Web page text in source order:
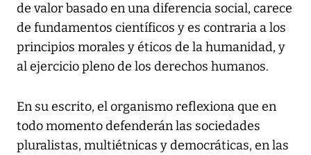
de valor basado en una diferencia social, carece
de fundamentos científicos y es contraria a los
principios morales y éticos de la humanidad, y
al ejercicio pleno de los derechos humanos.
En su escrito, el organismo reflexiona que en
todo momento defenderán las sociedades
pluralistas, multiétnicas y democráticas, en las